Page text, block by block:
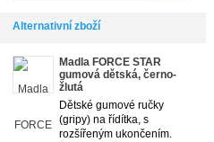
Alternativní zboží
Madla FORCE STAR
gumová dětská, černo-
žlutá
Dětské gumové ručky
(gripy) na řídítka, s
rozšířeným ukončením.